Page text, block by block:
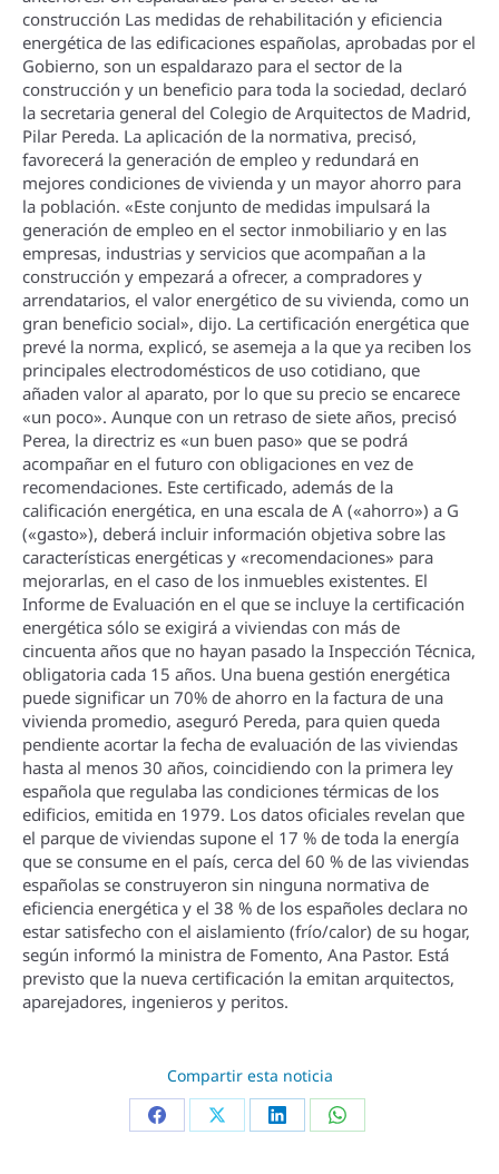
construcción Las medidas de rehabilitación y eficiencia
energética de las edificaciones españolas, aprobadas por el
Gobierno, son un espaldarazo para el sector de la
construcción y un beneficio para toda la sociedad, declaró
la secretaria general del Colegio de Arquitectos de Madrid,
Pilar Pereda. La aplicación de la normativa, precisó,
favorecerá la generación de empleo y redundará en
mejores condiciones de vivienda y un mayor ahorro para
la población. «Este conjunto de medidas impulsará la
generación de empleo en el sector inmobiliario y en las
empresas, industrias y servicios que acompañan a la
construcción y empezará a ofrecer, a compradores y
arrendatarios, el valor energético de su vivienda, como un
gran beneficio social», dijo. La certificación energética que
prevé la norma, explicó, se asemeja a la que ya reciben los
principales electrodomésticos de uso cotidiano, que
añaden valor al aparato, por lo que su precio se encarece
«un poco». Aunque con un retraso de siete años, precisó
Perea, la directriz es «un buen paso» que se podrá
acompañar en el futuro con obligaciones en vez de
recomendaciones. Este certificado, además de la
calificación energética, en una escala de A («ahorro») a G
(«gasto»), deberá incluir información objetiva sobre las
caracterí­sticas energéticas y «recomendaciones» para
mejorarlas, en el caso de los inmuebles existentes. El
Informe de Evaluación en el que se incluye la certificación
energética sólo se exigirá a viviendas con más de
cincuenta años que no hayan pasado la Inspección Técnica,
obligatoria cada 15 años. Una buena gestión energética
puede significar un 70% de ahorro en la factura de una
vivienda promedio, aseguró Pereda, para quien queda
pendiente acortar la fecha de evaluación de las viviendas
hasta al menos 30 años, coincidiendo con la primera ley
española que regulaba las condiciones térmicas de los
edificios, emitida en 1979. Los datos oficiales revelan que
el parque de viviendas supone el 17 % de toda la energí­a
que se consume en el paí­s, cerca del 60 % de las viviendas
españolas se construyeron sin ninguna normativa de
eficiencia energética y el 38 % de los españoles declara no
estar satisfecho con el aislamiento (frí­o/calor) de su hogar,
según informó la ministra de Fomento, Ana Pastor. Está
previsto que la nueva certificación la emitan arquitectos,
aparejadores, ingenieros y peritos.
Compartir esta noticia